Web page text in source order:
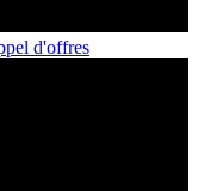
d'offres